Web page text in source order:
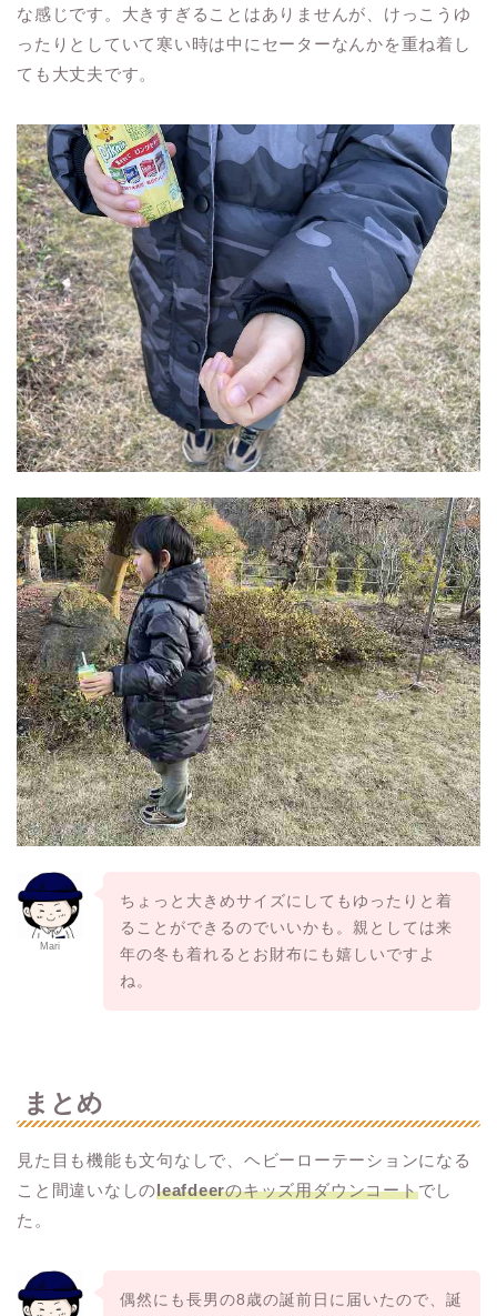
な感じです。大きすぎることはありませんが、けっこうゆ
ったりとしていて寒い時は中にセーターなんかを重ね着し
ても大丈夫です。
Mari
ちょっと大きめサイズにしてもゆったりと着
ることができるのでいいかも。親としては来
年の冬も着れるとお財布にも嬉しいですよ
ね。
まとめ
見た目も機能も文句なしで、ヘビーローテーションになる
こと間違いなしのleafdeerのキッズ用ダウンコートでし
た。
偶然にも長男の8歳の誕前日に届いたので、誕